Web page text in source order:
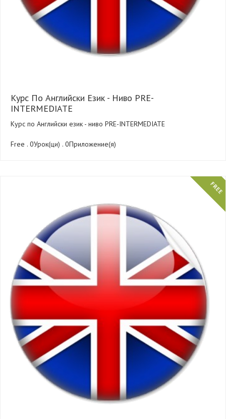
Курс По Английски Език - Ниво PRE-
INTERMEDIATE
Курс по Английски език - ниво PRE-INTERMEDIATE
Free . 0Урок(ци) . 0Приложение(я)
FREE